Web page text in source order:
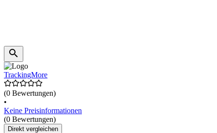
TrackingMore
(0 Bewertungen)
•
Keine Preisinformationen
(0 Bewertungen)
Direkt vergleichen